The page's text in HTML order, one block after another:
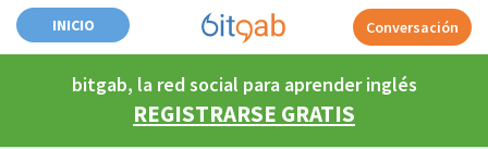
INICIO Conversación
bitgab, la red social para aprender inglés
REGISTRARSE GRATIS